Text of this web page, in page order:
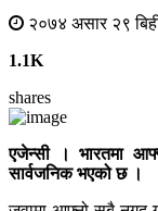
२०७४ असार २९
1.1K
shares
एजेन्सी । भारतमा
सार्वजनिक भएको छ ।